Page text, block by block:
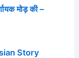
मोड़ की –
Story